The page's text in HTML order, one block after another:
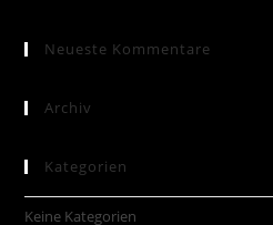
Neueste Kommentare
Archiv
Kategorien
Keine Kategorien